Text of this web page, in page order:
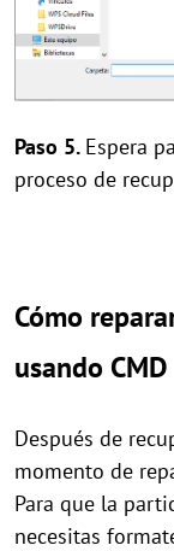
Paso 5. Espera
proceso de
Cómo
usando CMD
Después de
momento de
Para que la
necesitas